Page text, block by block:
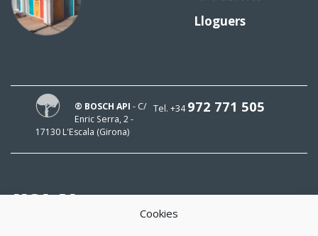
Cookies
Lloguers
Tel. +34972 771 505
® BOSCH API - C/
Enric Serra, 2 -
17130 L'Escala (Girona)
HOLA!